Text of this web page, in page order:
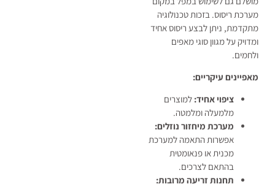
מערכת ריסוס. בזכות טכנולוגיה
מתקדמת, ניתן לבצע ריסוס אחיד
ומדויק על מגוון סוגי מאפים
ולחמים.
מאפיינים עיקריים:
ציפוי אחיד: למוצרים
מלמעלה ומלמטה.
מערכת מיחזור נוזלים:
אפשרות התאמה למערכת
מכנית או פנאומטית
בהתאם לצרכים.
תחנות זריעה מרובות: